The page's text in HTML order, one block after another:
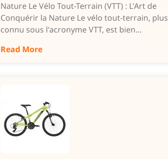
Nature Le Vélo Tout-Terrain (VTT) : L'Art de
Conquérir la Nature Le vélo tout-terrain, plus
connu sous l'acronyme VTT, est bien…
Read More